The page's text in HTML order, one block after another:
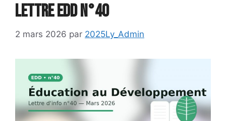
LEttre EDD N°40
2 mars 2026 par 2025Ly_Admin